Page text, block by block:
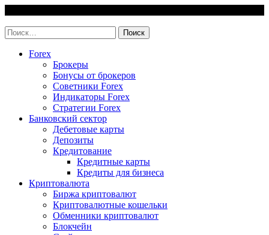
content
Найти:
Forex
Брокеры
Бонусы от брокеров
Советники Forex
Индикаторы Forex
Стратегии Forex
Банковский сектор
Дебетовые карты
Депозиты
Кредитование
Кредитные карты
Кредиты для бизнеса
Криптовалюта
Биржа криптовалют
Криптовалютные кошельки
Обменники криптовалют
Блокчейн